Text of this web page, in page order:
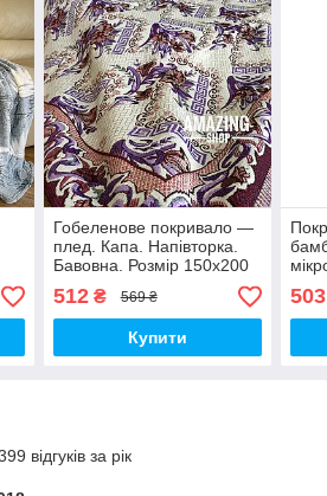
Гобеленове покривало —
плед. Капа. Напівторка.
Бавовна. Розмір 150х200
см. (будинок, пляж, пікнік)
512₴ 569 ₴
Купити
503
відгуків за рік